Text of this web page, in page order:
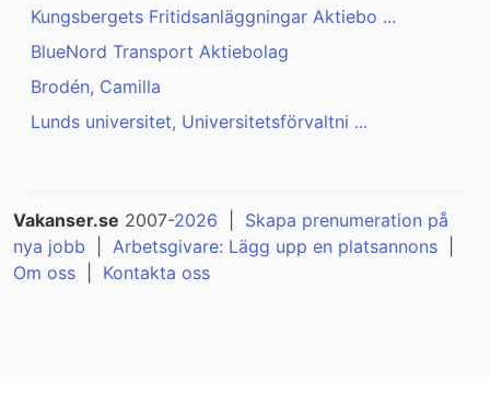
Kungsbergets Fritidsanläggningar Aktiebo ...
BlueNord Transport Aktiebolag
Brodén, Camilla
Lunds universitet, Universitetsförvaltni ...
Vakanser.se 2007-2026
Skapa prenumeration på
nya jobb
Arbetsgivare: Lägg upp en platsannons
Om oss
Kontakta oss